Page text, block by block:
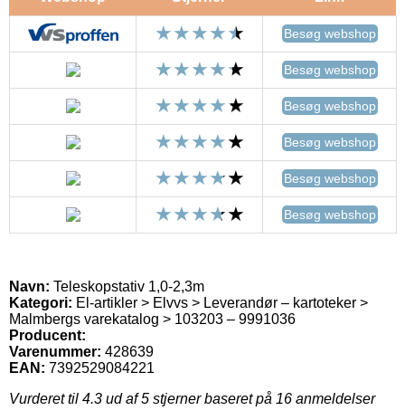
Besøg webshop
Besøg webshop
Besøg webshop
Besøg webshop
Besøg webshop
Besøg webshop
Navn: Teleskopstativ 1,0-2,3m
Kategori: El-artikler > Elvvs > Leverandør – kartoteker >
Malmbergs varekatalog > 103203 – 9991036
Producent:
Varenummer: 428639
EAN: 7392529084221
Vurderet til 4.3 ud af 5 stjerner baseret på 16 anmeldelser